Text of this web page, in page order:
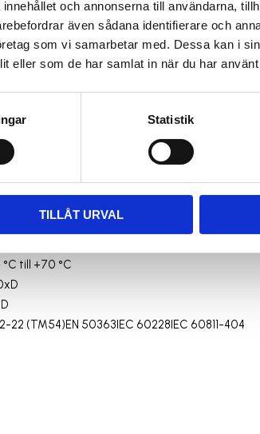
och annonserna till användarna,
även sådana identifierare och
som vi samarbetar med. Dessa kan i
eller som de har samlat in när du har
Statistik
TILLÅT URVAL
som styrkabel i både flexibel användning
system och industrimaskiner inomhus.
Rohs Compliant, IEC 60332-1-2
vit numrering och gulgrön.
till +70 °C
(TM54)EN 50363IEC 60228IEC 60811-404